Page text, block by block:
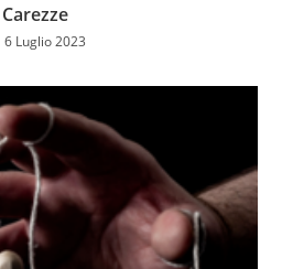
Carezze
6 Luglio 2023